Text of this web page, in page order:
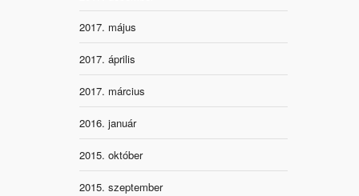
2017. május
2017. április
2017. március
2016. január
2015. október
2015. szeptember